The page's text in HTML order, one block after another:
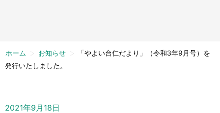
ホーム > お知らせ >
「やよい台仁だより」（令和3年9月号）を
発行いたしました。
2021年9月18日